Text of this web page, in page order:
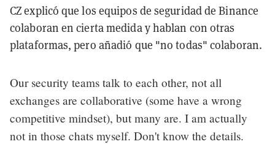
CZ explicó que los equipos de seguridad de Binance
colaboran en cierta medida y hablan con otras
plataformas, pero añadió que "no todas" colaboran.
Our security teams talk to each other, not all
exchanges are collaborative (some have a wrong
competitive mindset), but many are. I am actually
not in those chats myself. Don't know the details.